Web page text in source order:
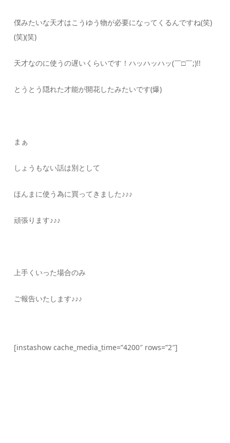
僕みたいな天才はこうゆう物が必要になってくるんですね(笑)
(笑)(笑)
天才なのに使うの遅いくらいです！ハッハッハッ(￣□￣;)!!
とうとう隠れた才能が開花したみたいです(爆)
まぁ
しょうもない話は別として
ほんまに使う為に買ってきました♪♪♪
頑張ります♪♪♪
上手くいった場合のみ
ご報告いたします♪♪♪
[instashow cache_media_time=”4200″ rows=”2″]